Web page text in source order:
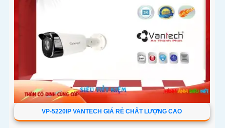
VP-5220IP VANTECH GIÁ RẺ CHẤT LƯỢNG CAO